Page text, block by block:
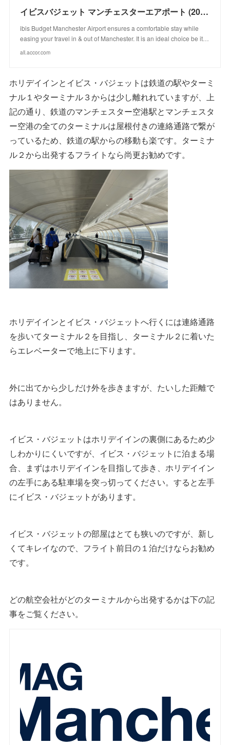
イビスバジェット マンチェスターエアポート (2022年冬オープン)
ibis Budget Manchester Airport ensures a comfortable stay while
easing your travel in & out of Manchester. It is an ideal choice be it…
all.accor.com
ホリデイインとイビス・バジェットは鉄道の駅やターミ
ナル１やターミナル３からは少し離れれていますが、上
記の通り、鉄道のマンチェスター空港駅とマンチェスタ
ー空港の全てのターミナルは屋根付きの連絡通路で繋が
っているため、鉄道の駅からの移動も楽です。ターミナ
ル２から出発するフライトなら尚更お勧めです。
ホリデイインとイビス・バジェットへ行くには連絡通路
を歩いてターミナル２を目指し、ターミナル２に着いた
らエレベーターで地上に下ります。
外に出てから少しだけ外を歩きますが、たいした距離で
はありません。
イビス・バジェットはホリデイインの裏側にあるため少
しわかりにくいですが、イビス・バジェットに泊まる場
合、まずはホリデイインを目指して歩き、ホリデイイン
の左手にある駐車場を突っ切ってください。すると左手
にイビス・バジェットがあります。
イビス・バジェットの部屋はとても狭いのですが、新し
くてキレイなので、フライト前日の１泊だけならお勧め
です。
どの航空会社がどのターミナルから出発するかは下の記
事をご覧ください。